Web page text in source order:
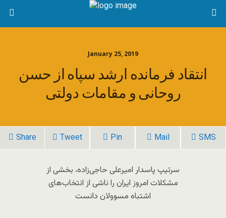
January 25, 2019
انتقاد فرمانده ارشد سپاه از حسن
روحانی و مقامات دولتی
Share Tweet Pin Mail SMS
سرتیپ پاسدار امیرعلی حاجی‌زاده، بخشی از
مشکلات امروز ایران را ناشی از انتخاب‌های
اشتباه مسوولان دانست